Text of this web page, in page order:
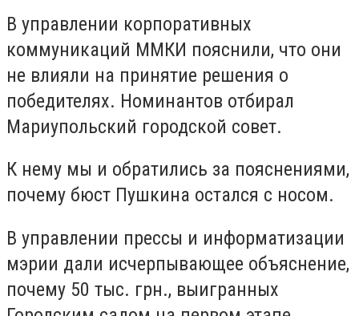
В управлении корпоративных
коммуникаций ММКИ пояснили, что они
не влияли на принятие решения о
победителях. Номинантов отбирал
Мариупольский городской совет.
К нему мы и обратились за пояснениями,
почему бюст Пушкина остался с носом.
В управлении прессы и информатизации
мэрии дали исчерпывающее объяснение,
почему 50 тыс. грн., выигранных